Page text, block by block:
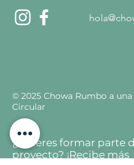
© 2025 Chowa Rumbo a
Circular
¿Quieres formar parte
proyecto? ¡Recibe más